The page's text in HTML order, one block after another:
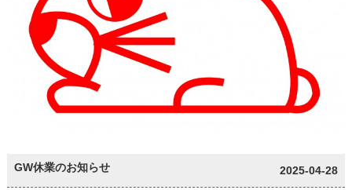
GW休業のお知らせ 2025-04-28